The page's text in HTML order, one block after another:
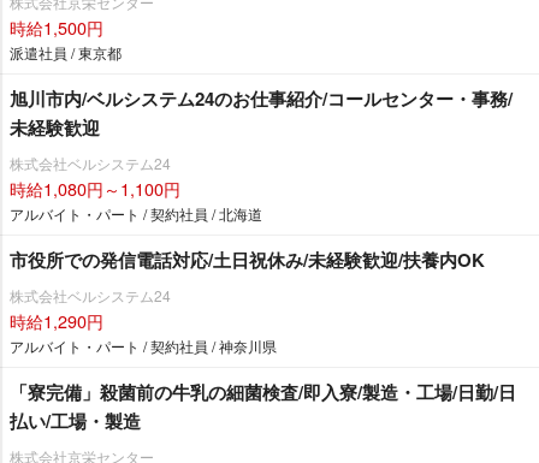
時給1,500円
派遣社員 / 東京都
旭川市内/ベルシステム24のお仕事紹介/コールセンター・事務/
未経験歓迎
株式会社ベルシステム24
時給1,080円～1,100円
アルバイト・パート / 契約社員 / 北海道
市役所での発信電話対応/土日祝休み/未経験歓迎/扶養内OK
株式会社ベルシステム24
時給1,290円
アルバイト・パート / 契約社員 / 神奈川県
「寮完備」殺菌前の牛乳の細菌検査/即入寮/製造・工場/日勤/日
払い/工場・製造
株式会社京栄センター